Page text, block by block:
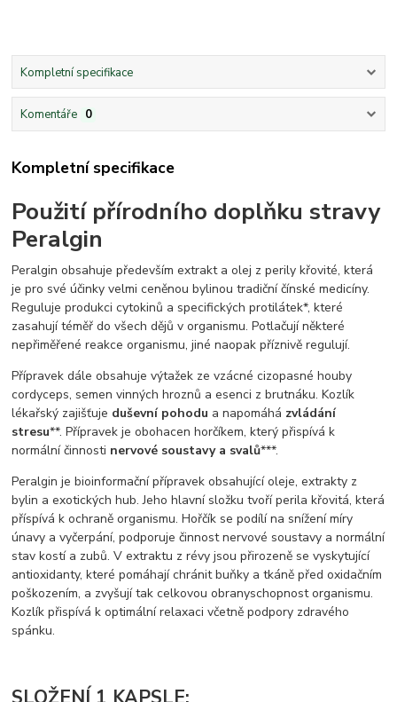
Kompletní specifikace
Komentáře 0
Kompletní specifikace
Použití přírodního doplňku stravy
Peralgin
Peralgin obsahuje především extrakt a olej z perily křovité, která
je pro své účinky velmi ceněnou bylinou tradiční čínské medicíny.
Reguluje produkci cytokinů a specifických protilátek*, které
zasahují téměř do všech dějů v organismu. Potlačují některé
nepřiměřené reakce organismu, jiné naopak příznivě regulují.
Přípravek dále obsahuje výtažek ze vzácné cizopasné houby
cordyceps, semen vinných hroznů a esenci z brutnáku. Kozlík
lékařský zajišťuje duševní pohodu a napomáhá zvládání
stresu**. Přípravek je obohacen horčíkem, který přispívá k
normální činnosti nervové soustavy a svalů***.
Peralgin je bioinformační přípravek obsahující oleje, extrakty z
bylin a exotických hub. Jeho hlavní složku tvoří perila křovitá, která
příspívá k ochraně organismu. Hořčík se podílí na snížení míry
únavy a vyčerpání, podporuje činnost nervové soustavy a normální
stav kostí a zubů. V extraktu z révy jsou přirozeně se vyskytující
antioxidanty, které pomáhají chránit buňky a tkáně před oxidačním
poškozením, a zvyšují tak celkovou obranyschopnost organismu.
Kozlík přispívá k optimální relaxaci včetně podpory zdravého
spánku.